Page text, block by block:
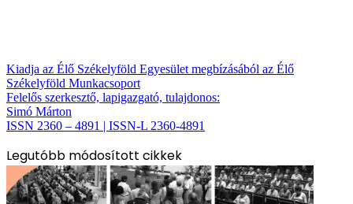
Kiadja az Élő Székelyföld Egyesület megbízásából az Élő
Székelyföld Munkacsoport
Felelős szerkesztő, lapigazgató, tulajdonos:
Simó Márton
ISSN 2360 – 4891 | ISSN-L 2360-4891
Legutóbb módosított cikkek